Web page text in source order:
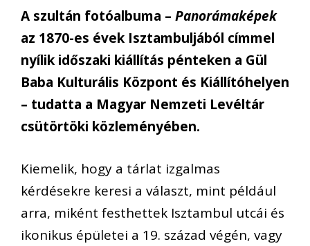
A szultán fotóalbuma – Panorámaképek
az 1870-es évek Isztambuljából címmel
nyílik időszaki kiállítás pénteken a Gül
Baba Kulturális Központ és Kiállítóhelyen
– tudatta a Magyar Nemzeti Levéltár
csütörtöki közleményében.
Kiemelik, hogy a tárlat izgalmas
kérdésekre keresi a választ, mint például
arra, miként festhettek Isztambul utcái és
ikonikus épületei a 19. század végén, vagy